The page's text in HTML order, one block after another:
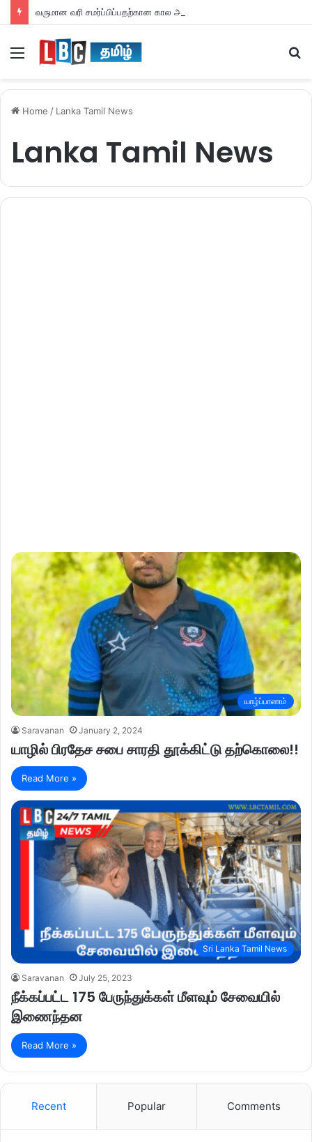
வருமான வரி சமர்ப்பிப்பதற்கான கால அவகாசம் நீடிப்பு
Home / Lanka Tamil News
Lanka Tamil News
யாழ்ப்பாணம்
Saravanan January 2, 2024
யாழில் பிரதேச சபை சாரதி தூக்கிட்டு தற்கொலை!!
Read More »
Sri Lanka Tamil News
Saravanan July 25, 2023
நீக்கப்பட்ட 175 பேருந்துக்கள் மீளவும் சேவையில்
இணைந்தன
Read More »
Recent Popular Comments